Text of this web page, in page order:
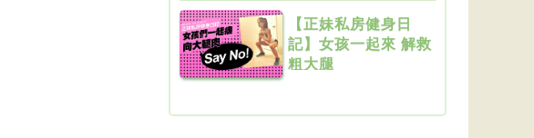
【正妹私房健身日
記】女孩一起來 解救
粗大腿